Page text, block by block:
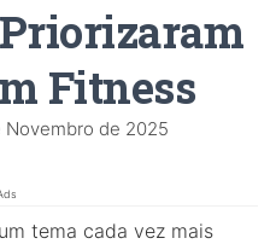
Fitness
Novembro de 2025
tema cada vez mais